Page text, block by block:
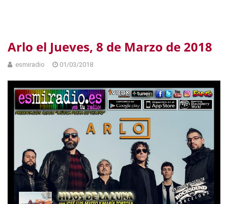
Arlo el Jueves, 8 de Marzo de 2018
esmiradio 01/03/2018